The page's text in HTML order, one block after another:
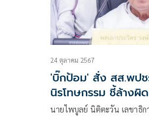
24 ตุลาคม 2567
'บิ๊กป้อม' สั่ง สส.พปช
นิรโทษกรรม ชี้ล้างผิ
ปกป้องสถาบัน
นายไพบูลย์ นิติตะวัน เลขาธิก